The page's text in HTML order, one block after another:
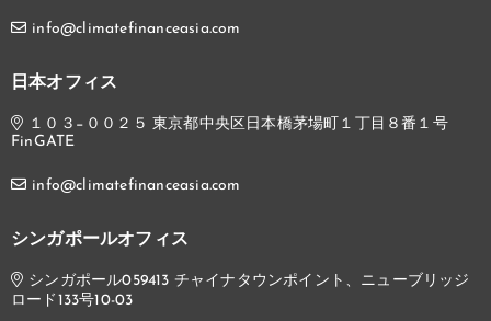
info@climatefinanceasia.com
日本オフィス
１０３−００２５ 東京都中央区日本橋茅場町１丁目８番１号
FinGATE
info@climatefinanceasia.com
シンガポールオフィス
シンガポール059413 チャイナタウンポイント、ニューブリッジ
ロード133号10-03